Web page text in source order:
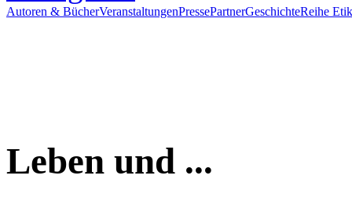
Autoren & BücherVeranstaltungenPressePartnerGeschichteReihe
Leben und ...